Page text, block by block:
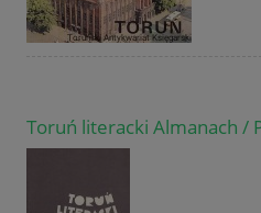
Toruń literacki Almanach /